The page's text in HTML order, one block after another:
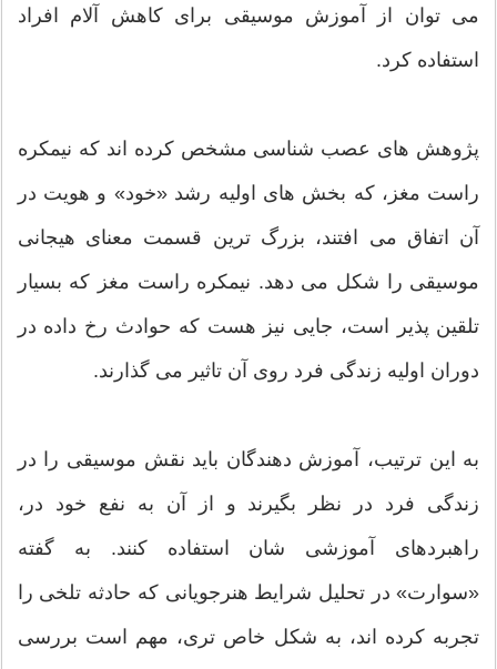
می توان از آموزش موسیقی برای کاهش آلام افراد
استفاده کرد.
پژوهش های عصب شناسی مشخص کرده اند که نیمکره
راست مغز، که بخش های اولیه رشد «خود» و هویت در
آن اتفاق می افتند، بزرگ ترین قسمت معنای هیجانی
موسیقی را شکل می دهد. نیمکره راست مغز که بسیار
تلقین پذیر است، جایی نیز هست که حوادث رخ داده در
دوران اولیه زندگی فرد روی آن تاثیر می گذارند.
به این ترتیب، آموزش دهندگان باید نقش موسیقی را در
زندگی فرد در نظر بگیرند و از آن به نفع خود در،
راهبردهای آموزشی شان استفاده کنند. به گفته
«سوارت» در تحلیل شرایط هنرجویانی که حادثه تلخی را
تجربه کرده اند، به شکل خاص تری، مهم است بررسی